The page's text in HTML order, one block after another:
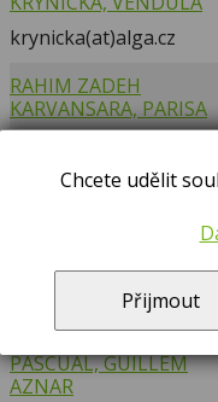
krynicka(at)alga.cz
RAHIM ZADEH
KARVANSARA, PARISA
KNOPPOVÁ, JANA
GUPTA, SADANAND
gupta(at)alga.cz
PASCUAL, GUILLEM
AZNAR
Chcete udělit
Přijmout